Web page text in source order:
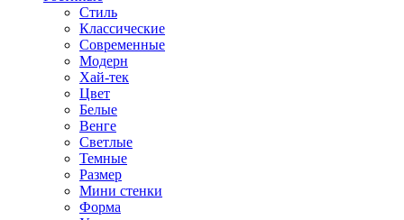
Стиль
Классические
Современные
Модерн
Хай-тек
Цвет
Белые
Венге
Светлые
Темные
Размер
Мини стенки
Форма